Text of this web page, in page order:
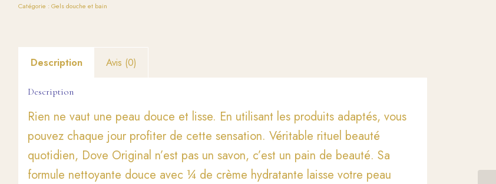
Catégorie :Gels douche et bain
Description Avis (0)
Description
Rien ne vaut une peau douce et lisse. En utilisant les produits adaptés, vous
pouvez chaque jour profiter de cette sensation. Véritable rituel beauté
quotidien, Dove Original n’est pas un savon, c’est un pain de beauté. Sa
formule nettoyante douce avec ¼ de crème hydratante laisse votre peau